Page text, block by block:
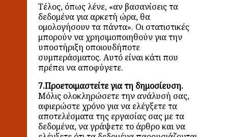
Τέλος, όπως λένε, «αν βασανίσεις τα
δεδομένα για αρκετή ώρα, θα
ομολογήσουν τα πάντα». Οι στατιστικές
μπορούν να χρησιμοποιηθούν για την
υποστήριξη οποιουδήποτε
συμπεράσματος. Αυτό είναι κάτι που
πρέπει να αποφύγετε.
7.Προετοιμαστείτε για τη δημοσίευση.
Μόλις ολοκληρώσετε την ανάλυσή σας,
αφιερώστε χρόνο για να ελέγξετε τα
αποτελέσματα της εργασίας σας με τα
δεδομένα, να γράψετε το άρθρο και να